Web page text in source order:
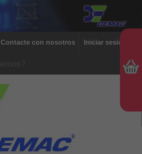
Iniciar sesión
Contacte con nosotros